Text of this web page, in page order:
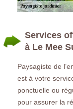
Services
à Le Mee
Paysagiste de
est à votre
ponctuelle ou
pour assurer la